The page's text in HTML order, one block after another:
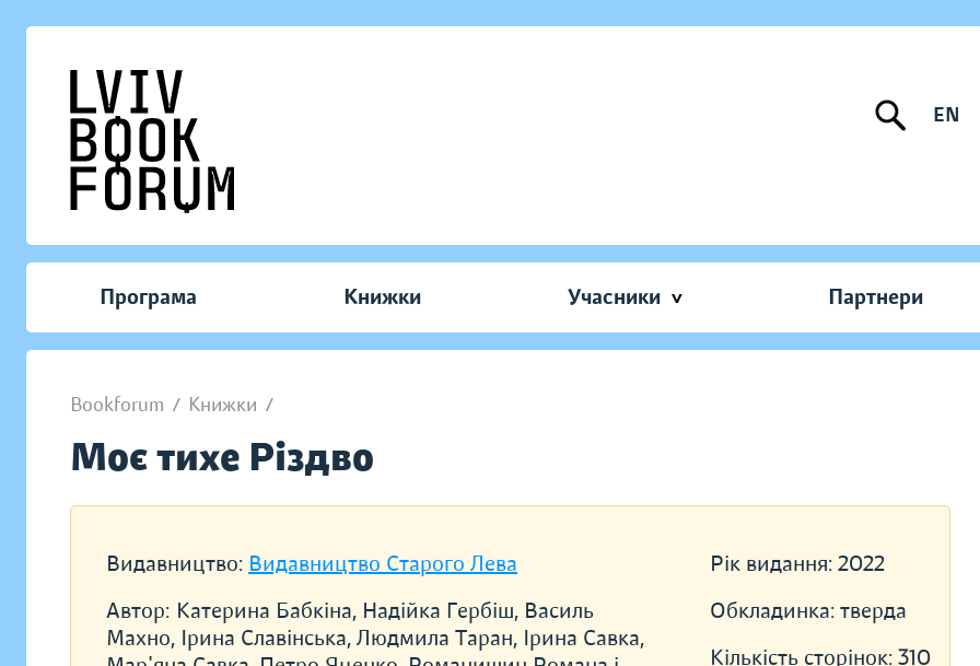
EN
Програма Книжки Учасники Партнери
Bookforum / Книжки /
Моє тихе Різдво
Видавництво: Видавництво Старого Лева
Автор: Катерина Бабкіна, Надійка Гербіш, Василь
Махно, Ірина Славінська, Людмила Таран, Ірина Савка,
Рік видання: 2022
Обкладинка: тверда
Кількість сторінок: 310